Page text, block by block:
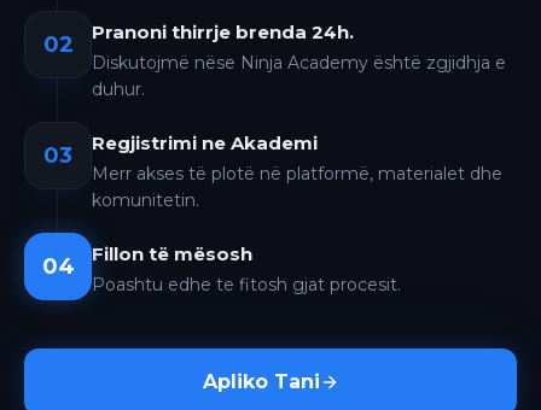
02 Pranoni thirrje brenda 24h.
Diskutojmë nëse Ninja Academy është zgjidhja e
duhur.
03 Regjistrimi ne Akademi
Merr akses të plotë në platformë, materialet dhe
komunitetin.
04 Fillon të mësosh
Poashtu edhe te fitosh gjat procesit.
Apliko Tani